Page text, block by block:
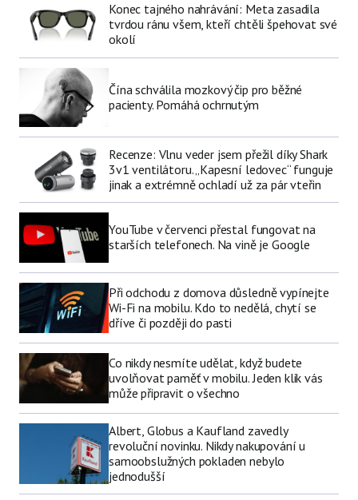
Konec tajného nahrávání: Meta zasadila
tvrdou ránu všem, kteří chtěli špehovat své
okolí
Čína schválila mozkový čip pro běžné
pacienty. Pomáhá ochrnutým
Recenze: Vlnu veder jsem přežil díky Shark
3v1 ventilátoru. „Kapesní ledovec“ funguje
jinak a extrémně ochladí už za pár vteřin
YouTube v červenci přestal fungovat na
starších telefonech. Na vině je Google
Při odchodu z domova důsledně vypínejte
Wi-Fi na mobilu. Kdo to nedělá, chytí se
dříve či později do pasti
Co nikdy nesmíte udělat, když budete
uvolňovat paměť v mobilu. Jeden klik vás
může připravit o všechno
Albert, Globus a Kaufland zavedly
revoluční novinku. Nikdy nakupování u
samoobslužných pokladen nebylo
jednodušší